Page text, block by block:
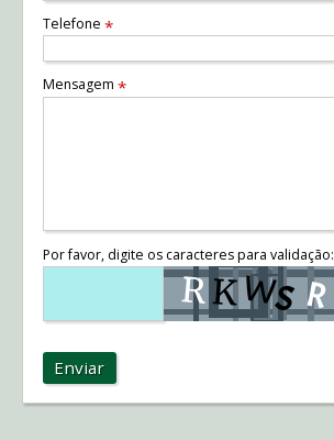
Telefone *
Mensagem *
Por favor, digite os caracteres para validação:
Enviar